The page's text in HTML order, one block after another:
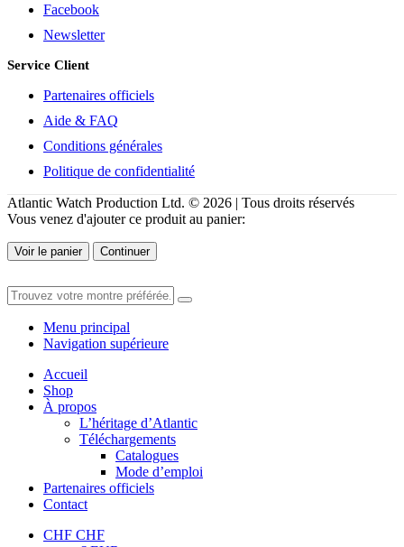
Facebook
Newsletter
Service Client
Partenaires officiels
Aide & FAQ
Conditions générales
Politique de confidentialité
Atlantic Watch Production Ltd. © 2026 | Tous droits réservés
Vous venez d'ajouter ce produit au panier:
Voir le panier Continuer
Menu principal
Navigation supérieure
Accueil
Shop
À propos
L’héritage d’Atlantic
Téléchargements
Catalogues
Mode d’emploi
Partenaires officiels
Contact
CHF CHF